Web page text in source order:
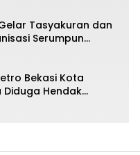
Tasyakuran dan
Serumpun
Bekasi Kota
Diduga Hendak